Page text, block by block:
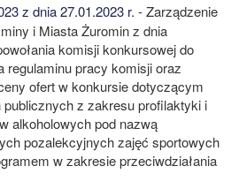
z dnia 27.01.2023 r. - Zarządzenie
i Miasta Żuromin z dnia
komisji konkursowej do
regulaminu pracy komisji oraz
ofert w konkursie dotyczącym
z zakresu profilaktyki i
alkoholowych pod nazwą
pozalekcyjnych zajęć sportowych
w zakresie przeciwdziałania